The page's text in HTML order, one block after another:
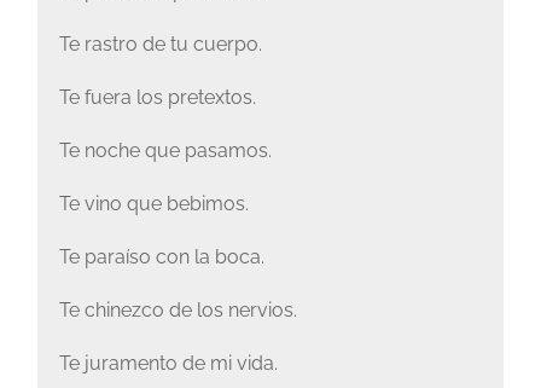
Te rastro de tu cuerpo.
Te fuera los pretextos.
Te noche que pasamos.
Te vino que bebimos.
Te paraíso con la boca.
Te chinezco de los nervios.
Te juramento de mi vida.